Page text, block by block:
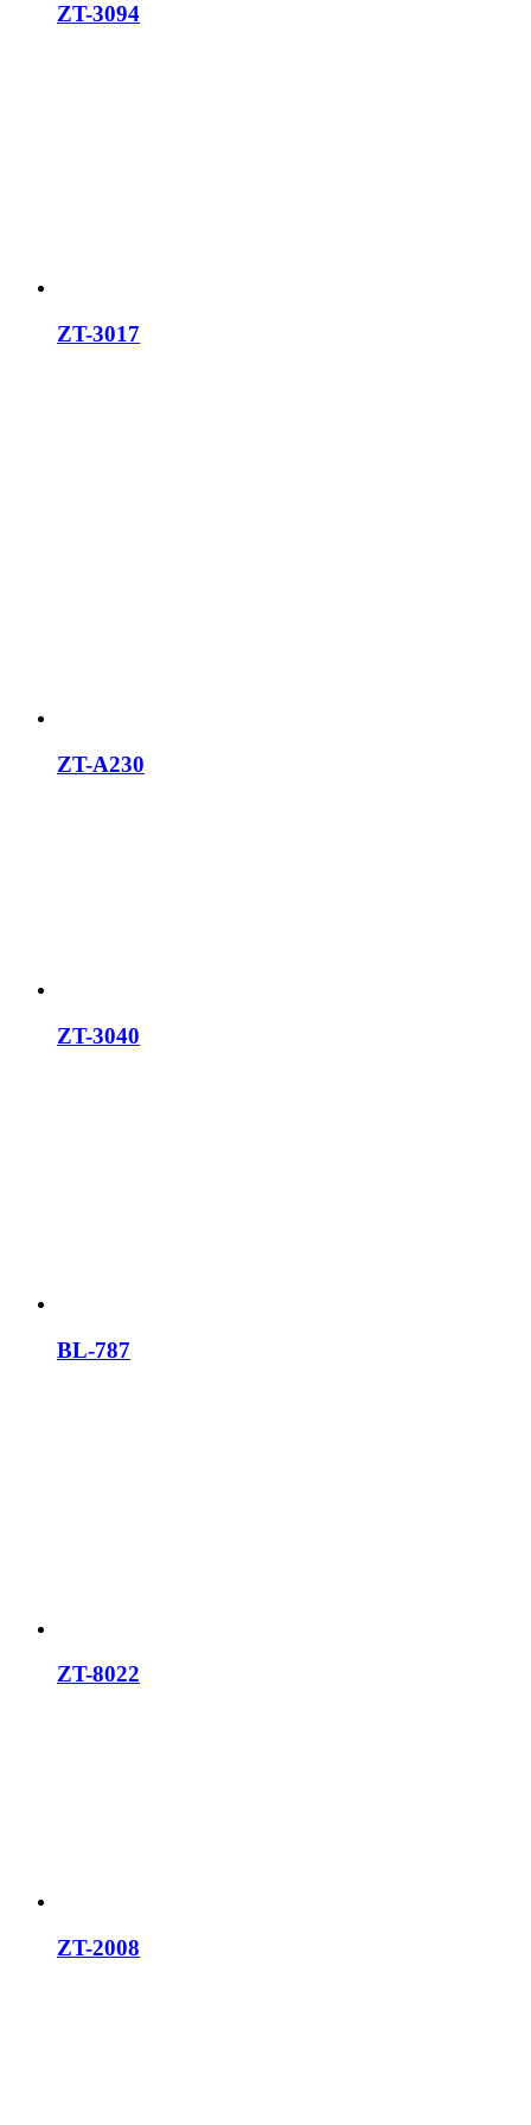
ZT-3094
ZT-3017
ZT-A230
ZT-3040
BL-787
ZT-8022
ZT-2008